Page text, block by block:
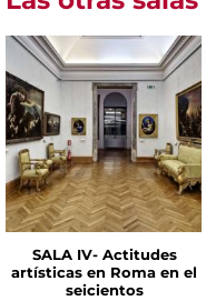
SALA IV- Actitudes
artísticas en Roma en el
seicientos